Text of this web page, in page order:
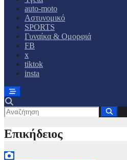
auto-moto
Αστυνομικό
SPORTS
Γυναίκα & Ομορφιά
FB
x
tiktok
insta
Επικήδειος